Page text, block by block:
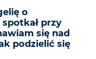
o
przy
się nad
podzielić się